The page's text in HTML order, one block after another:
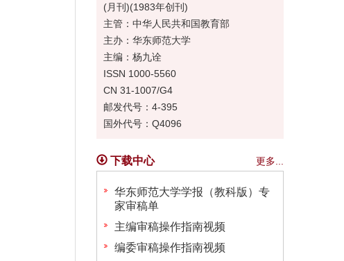
(月刊)(1983年创刊)
主管：中华人民共和国教育部
主办：华东师范大学
主编：杨九诠
ISSN 1000-5560
CN 31-1007/G4
邮发代号：4-395
国外代号：Q4096
下载中心 更多...
华东师范大学学报（教科版）专
家审稿单
主编审稿操作指南视频
编委审稿操作指南视频